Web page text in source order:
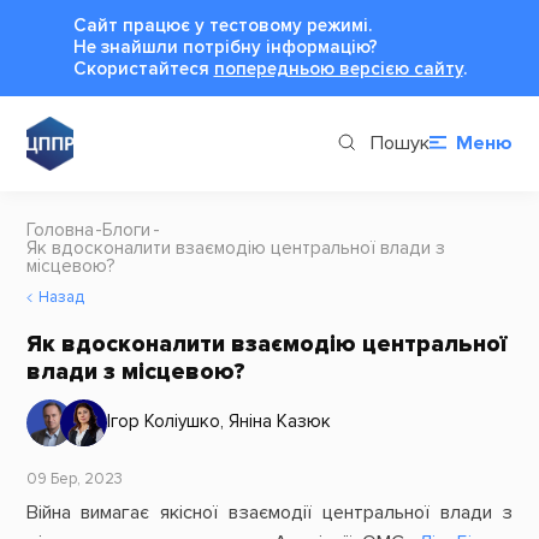
Сайт працює у тестовому режимі.
Не знайшли потрібну інформацію?
Cкористайтеся попередньою версією сайту.
Пошук Меню
Головна Блоги
Як вдосконалити взаємодію центральної влади з
місцевою?
Назад
Як вдосконалити взаємодію центральної
влади з місцевою?
Ігор Коліушко, Яніна Казюк
09 Бер, 2023
Війна вимагає якісної взаємодії центральної влади з